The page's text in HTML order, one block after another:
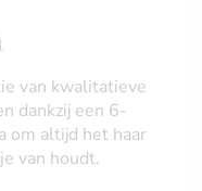
van kwalitatieve
dankzij een 6-
om altijd het haar
van houdt.